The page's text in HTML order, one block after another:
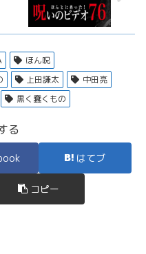
ほん呪
上田謙太
中田亮
黒く蠢くもの
る
はてブ
コピー